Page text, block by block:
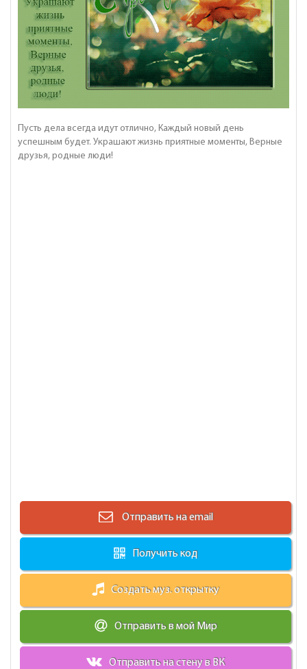
Пусть дела всегда идут отлично, Каждый новый день
успешным будет. Украшают жизнь приятные моменты, Верные
друзья, родные люди!
Отправить на email
Получить код
Создать муз. открытку
Отправить в мой Мир
Отправить на стену в ВК